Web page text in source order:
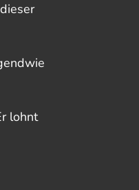
lohnt